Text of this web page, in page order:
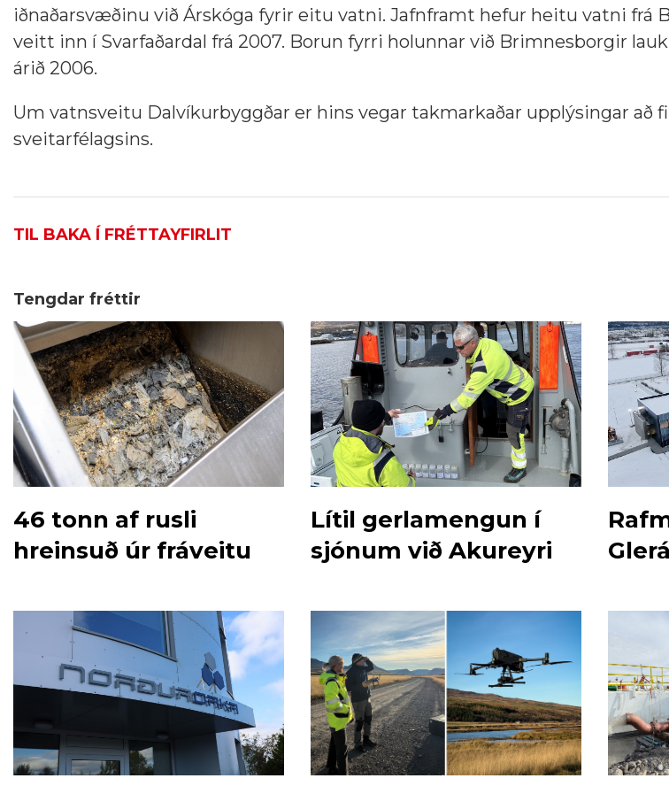
iðnaðarsvæðinu við Árskóga fyrir eitu vatni. Jafnframt hefur heitu vatni frá
veitt inn í Svarfaðardal frá 2007. Borun fyrri holunnar við Brimnesborgir
árið 2006.
Um vatnsveitu Dalvíkurbyggðar er hins vegar takmarkaðar upplýsingar að
sveitarfélagsins.
TIL BAKA Í FRÉTTAYFIRLIT
Tengdar fréttir
46 tonn af rusli
hreinsuð úr fráveitu
Lítil gerlamengun í
sjónum við Akureyri